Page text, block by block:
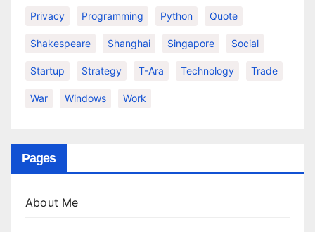
Privacy Programming Python Quote
Shakespeare Shanghai Singapore Social
Startup Strategy T-Ara Technology Trade
War Windows Work
Pages
About Me